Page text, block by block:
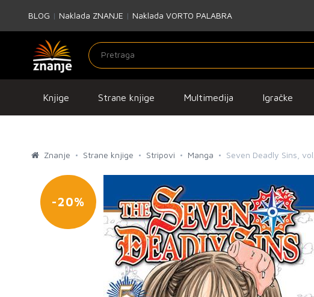
BLOG | Naklada ZNANJE | Naklada VORTO PALABRA
Knjige Strane knjige Multimedija Igračke
Znanje Strane knjige Stripovi Manga Seven Deadly Sins,
-20%